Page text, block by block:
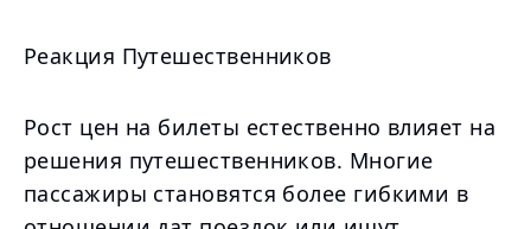
Реакция Путешественников
Рост цен на билеты естественно влияет на
решения путешественников. Многие
пассажиры становятся более гибкими в